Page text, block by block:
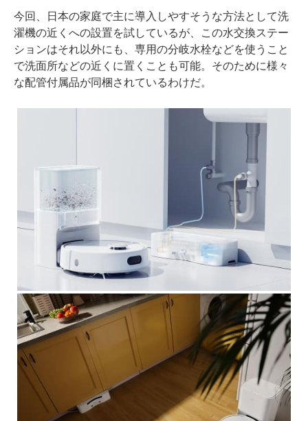
今回、日本の家庭で主に導入しやすそうな方法として洗
濯機の近くへの設置を試しているが、この水交換ステー
ションはそれ以外にも、専用の分岐水栓などを使うこと
で洗面所などの近くに置くことも可能。そのために様々
な配管付属品が同梱されているわけだ。